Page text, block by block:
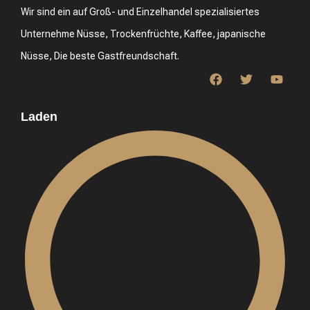
Wir sind ein auf Groß- und Einzelhandel spezialisiertes
Unternehme Nüsse, Trockenfrüchte, Kaffee, japanische
Nüsse, Die beste Gastfreundschaft.
Laden